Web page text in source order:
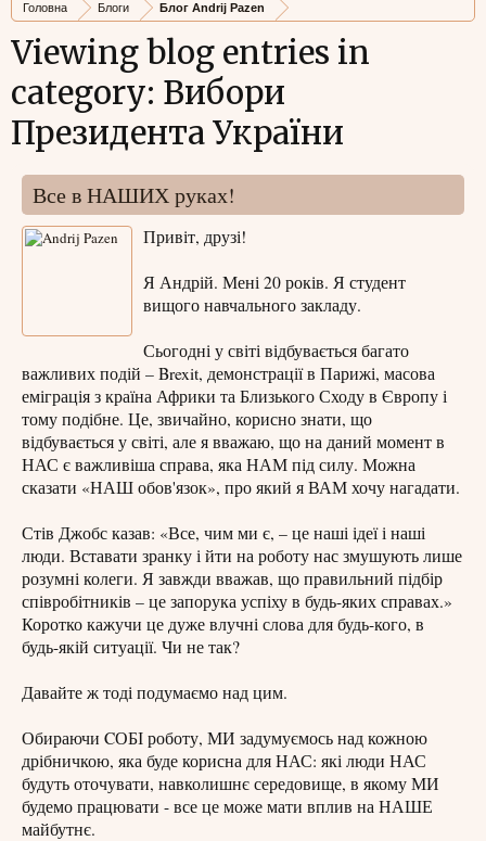
Головна Блоги Блог Andrij Pazen
Viewing blog entries in
category: Вибори
Президента України
Все в НАШИХ руках!
Привіт, друзі!
Я Андрій. Мені 20 років. Я студент
вищого навчального закладу.
Сьогодні у світі відбувається багато
важливих подій – Brexit, демонстрації в Парижі, масова
еміграція з країна Африки та Близького Сходу в Європу і
тому подібне. Це, звичайно, корисно знати, що
відбувається у світі, але я вважаю, що на даний момент в
НАС є важливіша справа, яка НАМ під силу. Можна
сказати «НАШ обов'язок», про який я ВАМ хочу нагадати.
Стів Джобс казав: «Все, чим ми є, – це наші ідеї і наші
люди. Вставати зранку і йти на роботу нас змушують лише
розумні колеги. Я завжди вважав, що правильний підбір
співробітників – це запорука успіху в будь-яких справах.»
Коротко кажучи це дуже влучні слова для будь-кого, в
будь-якій ситуації. Чи не так?
Давайте ж тоді подумаємо над цим.
Обираючи CОБІ роботу, МИ задумуємось над кожною
дрібничкою, яка буде корисна для НАС: які люди НАС
будуть оточувати, навколишнє середовище, в якому МИ
будемо працювати - все це може мати вплив на НАШЕ
майбутнє.